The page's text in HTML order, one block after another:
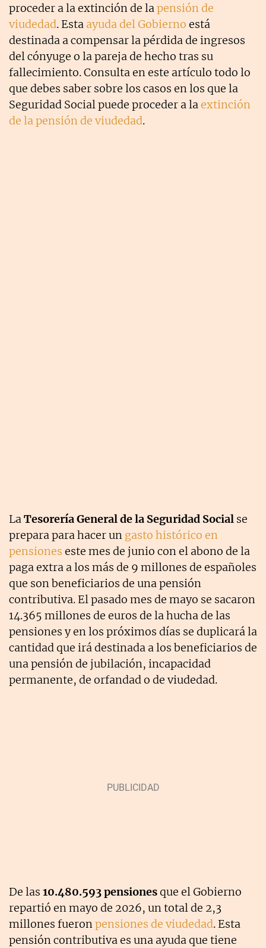
proceder a la extinción de lapensión de
viudedad. Esta ayuda del Gobierno está
destinada a compensar la pérdida de ingresos
del cónyuge o la pareja de hecho tras su
fallecimiento. Consulta en este artículo todo lo
que debes saber sobre los casos en los que la
Seguridad Social puede proceder a la extinción
de la pensión de viudedad.
LaTesorería General de la Seguridad Social se
prepara para hacer un gasto histórico en
pensiones este mes de junio con el abono de la
paga extra a los más de 9 millones de españoles
que son beneficiarios de una pensión
contributiva. El pasado mes de mayo se sacaron
14.365 millones de euros de la hucha de las
pensiones y en los próximos días se duplicará la
cantidad que irá destinada a los beneficiarios de
una pensión de jubilación, incapacidad
permanente, de orfandad o de viudedad.
De las 10.480.593 pensionesque el Gobierno
repartió en mayo de 2026, un total de 2,3
millones fueronpensiones de viudedad. Esta
pensión contributiva es una ayuda que tiene